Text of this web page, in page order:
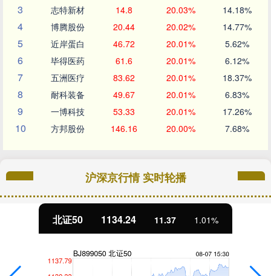
3 志特新材 14.8 20.03% 14.18%
4 博腾股份 20.44 20.02% 14.77%
5 近岸蛋白 46.72 20.01% 5.62%
6 毕得医药 61.6 20.01% 6.12%
7 五洲医疗 83.62 20.01% 18.37%
8 耐科装备 49.67 20.01% 6.83%
9 一博科技 53.33 20.01% 17.26%
10 方邦股份 146.16 20.00% 7.68%
沪深京行情 实时轮播
北证50 1134.24 11.37 1.01%